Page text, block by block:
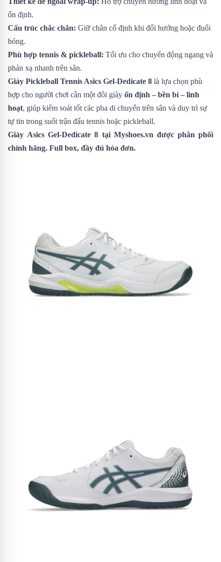
ổn định.
Cấu trúc chắc chắn: Giữ chân cố định khi đổi hướng hoặc đuổi
bóng.
Phù hợp tennis & pickleball: Tối ưu cho chuyển động ngang và
phản xạ nhanh trên sân.
Giày Pickleball Tennis Asics Gel-Dedicate 8 là lựa chọn phù
hợp cho người chơi cần một đôi giày ổn định – bền bỉ – linh
hoạt, giúp kiểm soát tốt các pha di chuyển trên sân và duy trì sự
tự tin trong suốt trận đấu tennis hoặc pickleball.
Giày Asics Gel-Dedicate 8 tại Myshoes.vn được phân phối
chính hãng. Full box, đầy đủ hóa đơn.